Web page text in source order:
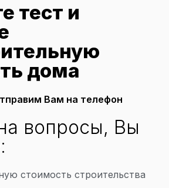
тест и
дома
Вам на телефон
вопросы, Вы
стоимость строительства